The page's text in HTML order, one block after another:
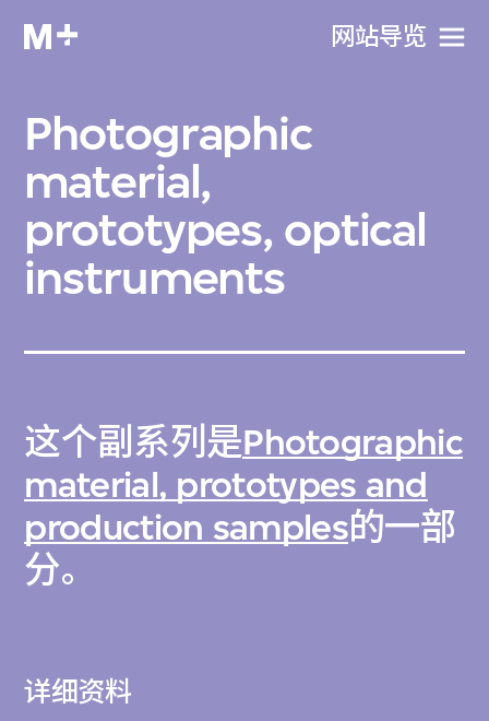
网站导览
Photographic
material,
prototypes, optical
instruments
这个副系列是Photographic
material, prototypes and
production samples的一部
分。
详细资料